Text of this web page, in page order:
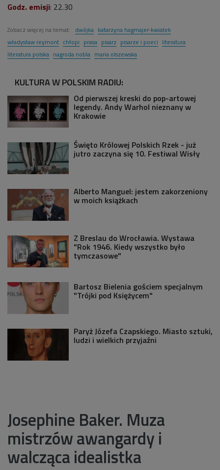
Godz. emisji: 22.30
Zobacz więcej na temat: dwójka katarzyna hagmajer-kwiatek
władysław reymont chłopi prasa pisarz pisarze i poeci literatura
literatura polska nagroda nobla maria olszewska
KULTURA W POLSKIM RADIU:
Od pierwszej kreski do pop-artowej
legendy. Andy Warhol nieznany w
Krakowie
Święto Królowej Polskich Rzek - już
jutro zaczyna się 10. Festiwal Wisły
Alberto Manguel: jestem zakorzeniony
w moich książkach
Z Breslau do Wrocławia. Wystawa
"Rok 1946. Kiedy wszystko było
tymczasowe"
Bartosz Bielenia gościem specjalnym
"Trójki pod Księżycem"
Paryż Józefa Czapskiego. Miasto sztuki,
ludzi i wielkich przyjaźni
Josephine Baker. Muza
mistrzów awangardy i
walcząca idealistka